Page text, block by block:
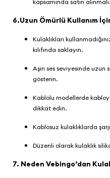
kapsamında satın alınmalı.
6.Uzun Ömürlü Kullanım
Kulaklıkları
kılıfında saklayın.
Aşırı ses seviyesinde
gösterin.
Kablolu modellerde
dikkat edin.
Kablosuz kulaklıklarda
Düzenli olarak kulaklık
7. Neden Vebingo’dan